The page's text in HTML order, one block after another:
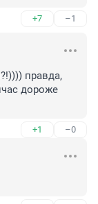
+7 –1
правда,
дороже
+1 –0